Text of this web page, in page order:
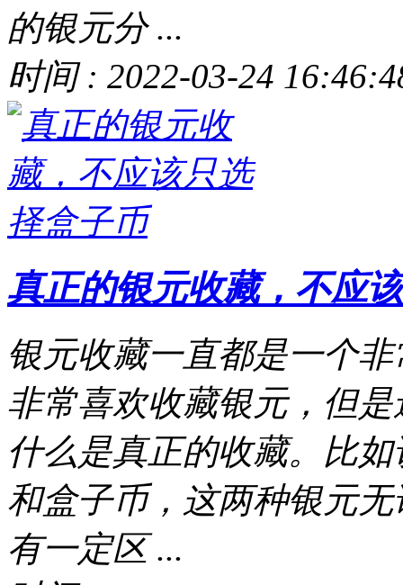
的银元分 ...
时间 : 2022-03-24
真正的银元收藏，不应
银元收藏一直都是一个
非常喜欢收藏银元，但
什么是真正的收藏。比
和盒子币，这两种银元
有一定区 ...